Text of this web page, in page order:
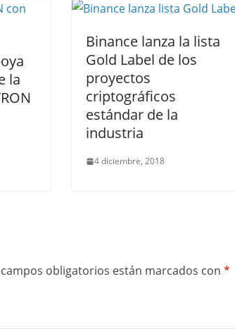
la
Binance lanza la lista
Gold Label de los
proyectos
criptográficos
estándar de la
industria
4 diciembre, 2018
obligatorios están marcados con *